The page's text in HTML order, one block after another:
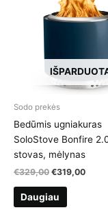
Sodo prekės
Bedūmis ugniakuras
SoloStove Bonfire
stovas, mėlynas
€329,00 Original
was:
€329,00.
€319,00
Daugiau